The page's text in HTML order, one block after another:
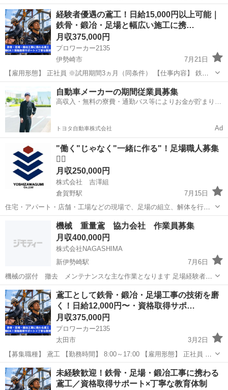
を考慮のうえ決定 【募集職種】 鳶工 【雇用形態】 正社員 ※試用期間
3ヵ月（同条件） 【仕事内容】 鉄骨工事、鍛...
群馬 高崎市 鳶職
経験者優遇の鳶工！日給15,000円以上可能｜
鉄骨・鍛冶・足場と幅広い施工に携…
月収375,000円
プロワーカー2135
伊勢崎市
7月21日
【雇用形態】 正社員 ※試用期間3ヵ月（同条件） 【仕事内容】 鉄骨
工事、鍛冶工事、足場工事の施工を行います。 建設現場において、鉄
骨の組立や加工、溶接などの鍛冶工事、 高所作業に必要な足場の組
立・解体な...
伊勢崎市 鳶職 未経験
自動車メーカーの期間従業員募集
高収入・無料の寮費・通勤バス等によりお金が貯まりや
トヨタ自動車株式会社 Ad
"働く"じゃなく"一緒に作る"！足場職人募集
👷‍♂️
月収250,000円
株式会社 吉澤組
倉賀野駅
7月15日
住宅・アパート・店舗・工場などの現場で、足場の組立、解体を行う
仕事です！ 安全で丁寧な施工を心がけながら、チームで協力して作業
を進めていきます。 未経験の方は、資材の名前を覚えたり、運搬や片
付けなどの補助業務...
高崎市 倉賀野駅 鳶職
機械 重量鳶 協力会社 作業員募集
月収400,000円
株式会社NAGASHIMA
新伊勢崎駅
7月6日
機械の据付 撤去 メンテナンスな主な作業となります 足場経験者も
募集しております。 体力に自信の無い方でも大歓迎です
群馬 伊勢崎市 新伊勢崎駅 鳶職 重量鳶
鳶工として鉄骨・鍛冶・足場工事の技術を磨
く！日給12,000円〜・資格取得サポ…
月収375,000円
プロワーカー2135
太田市
3月2日
【募集職種】 鳶工 【勤務時間】 8:00～17:00 【雇用形態】 正社員 ※
試用期間3ヵ月（同条件） 【仕事内容】 鉄骨工事、鍛冶工事、足場工
事の施工を行います。 建設現場において、鉄骨...
群馬 太田市 鳶職
未経験歓迎！鉄骨・足場・鍛冶工事に携わる
鳶工／資格取得サポート×丁寧な教育体制